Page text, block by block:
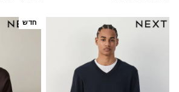
Holiday Shop
Flower Girl & Bridesmaid Outfits
Toy Story
THE SET
Shop All Footwear
Sandals & Clogs
Baby & Toddler
חדש